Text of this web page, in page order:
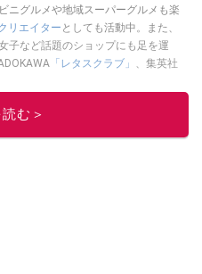
ニグルメや地域スーパーグルメも楽
リエイター としても活動中。また、
子など話題のショップにも足を運
「レタスクラブ」 、集英社
績あり。
む＞